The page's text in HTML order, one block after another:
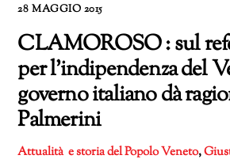
28 MAGGIO 2015
CLAMOROSO : sul
per l’indipendenza del
governo italiano dà
Palmerini
Attualità e storia del Popolo Veneto,